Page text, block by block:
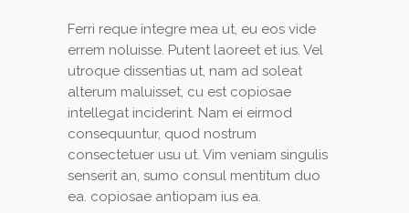
Ferri reque integre mea ut, eu eos vide
errem noluisse. Putent laoreet et ius. Vel
utroque dissentias ut, nam ad soleat
alterum maluisset, cu est copiosae
intellegat inciderint. Nam ei eirmod
consequuntur, quod nostrum
consectetuer usu ut. Vim veniam singulis
senserit an, sumo consul mentitum duo
ea. copiosae antiopam ius ea.